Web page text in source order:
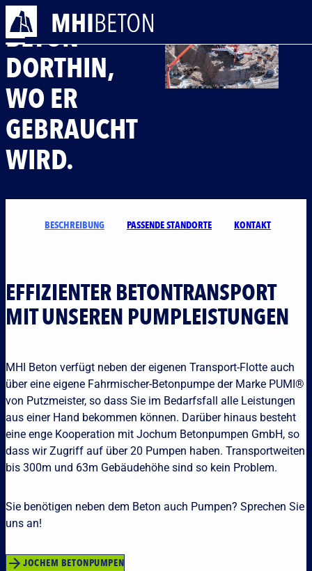
PUMPLEISTUNGEN
BETON
DORTHIN,
WO ER
GEBRAUCHT
WIRD.
BESCHREIBUNG PASSENDE STANDORTE KONTAKT
EFFIZIENTER BETONTRANSPORT
MIT UNSEREN PUMPLEISTUNGEN
MHI Beton verfügt neben der eigenen Transport-Flotte auch
über eine eigene Fahrmischer-Betonpumpe der Marke PUMI®
von Putzmeister, so dass Sie im Bedarfsfall alle Leistungen
aus einer Hand bekommen können. Darüber hinaus besteht
eine enge Kooperation mit Jochum Betonpumpen GmbH, so
dass wir Zugriff auf über 20 Pumpen haben. Transportweiten
bis 300m und 63m Gebäudehöhe sind so kein Problem.
Sie benötigen neben dem Beton auch Pumpen? Sprechen Sie
uns an!
JOCHEM BETONPUMPEN
KARRIERE
Navigation
Offene
Kontakt